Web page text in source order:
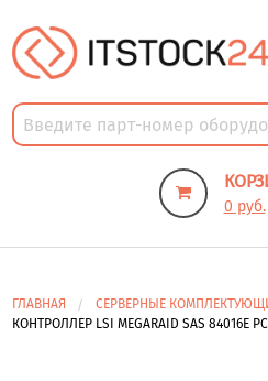
0 руб.
ГЛАВНАЯ СЕРВЕРНЫЕ
КОНТРОЛЛЕР LSI MEGARAID SAS 84016E